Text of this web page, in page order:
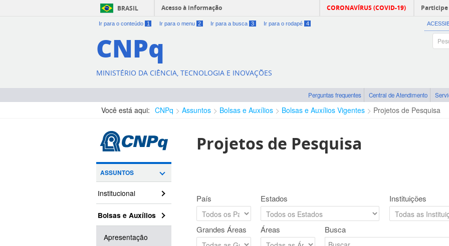
BRASIL Acesso à informação CORONAVÍRUS (COVID-19) Participe
Ir para o conteúdo 1 Ir para o menu 2 Ir para a busca 3 Ir para o rodapé 4
CNPq
MINISTÉRIO DA CIÊNCIA, TECNOLOGIA E INOVAÇÕES
Perguntas frequentes Central de Atendimento
Você está aqui: CNPq Assuntos Bolsas e Auxílios Bolsas e Auxílios Vigentes Projetos de Pesquisa
ASSUNTOS
Institucional
Bolsas e Auxílios
Apresentação
Projetos de Pesquisa
País Estados Instituições
Grandes Áreas Áreas Busca